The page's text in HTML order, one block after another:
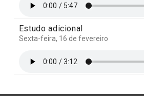
Estudo adicional
Sexta-feira, 16 de fevereiro